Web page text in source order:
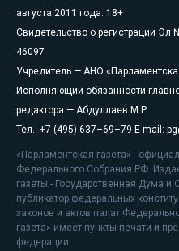
августа 2011 года. 18+
Свидетельство о регистрации
46097
Учредитель — АНО
Исполняющий обязанности
редактора — Абдуллаев М.Р.
Тел.: +7 (495) 637–69–79 E-mail:
«Парламентская газета» -
Федерального Собрания РФ.
газеты - Государственная Дума
публикатор федеральных
законов и актов палат
газета» имеет пункты печати и
федерации.